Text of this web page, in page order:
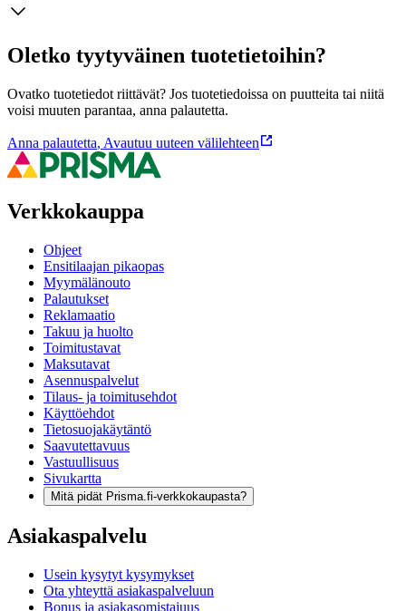
Oletko tyytyväinen tuotetietoihin?
Ovatko tuotetiedot riittävät? Jos tuotetiedoissa on puutteita tai niitä
voisi muuten parantaa, anna palautetta.
Anna palautetta, Avautuu uuteen välilehteen
Verkkokauppa
Ohjeet
Ensitilaajan pikaopas
Myymälänouto
Palautukset
Reklamaatio
Takuu ja huolto
Toimitustavat
Maksutavat
Asennuspalvelut
Tilaus- ja toimitusehdot
Käyttöehdot
Tietosuojakäytäntö
Saavutettavuus
Vastuullisuus
Sivukartta
Mitä pidät Prisma.fi-verkkokaupasta?
Asiakaspalvelu
Usein kysytyt kysymykset
Ota yhteyttä asiakaspalveluun
Bonus ja asiakasomistajuus